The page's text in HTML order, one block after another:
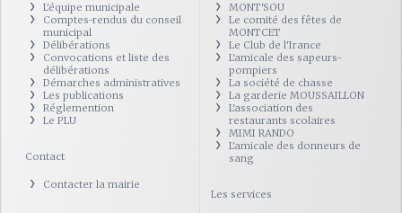
L'équipe municipale
Comptes-rendus du conseil
municipal
Délibérations
Convocations et liste des
délibérations
Démarches administratives
Les publications
Réglemention
Le PLU
Contact
Contacter la mairie
MONT'SOU
Le comité des fêtes de
MONTCET
Le Club de l'Irance
L'amicale des sapeurs-
pompiers
La société de chasse
La garderie MOUSSAILLON
L'association des
restaurants scolaires
MIMI RANDO
L'amicale des donneurs de
sang
Les services